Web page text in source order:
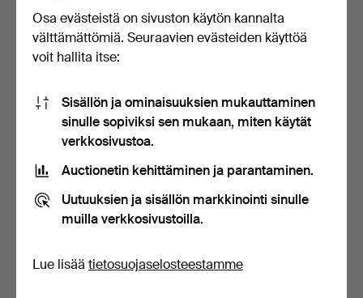
RAMON RIBAS RIUS (1903-
1983). Tanssija.
150 USD
RICARD CANALS (1876-
1 107 USD
Osa evästeistä on sivuston käytön kannalta
välttämättömiä. Seuraavien evästeiden käyttöä
voit hallita itse:
Sisällön ja ominaisuuksien mukauttaminen
sinulle sopiviksi sen mukaan, miten käytät
verkkosivustoa.
Auctionetin kehittäminen ja parantaminen.
Uutuuksien ja sisällön markkinointi sinulle
muilla verkkosivustoilla.
Lue lisää tietosuojaselosteestamme